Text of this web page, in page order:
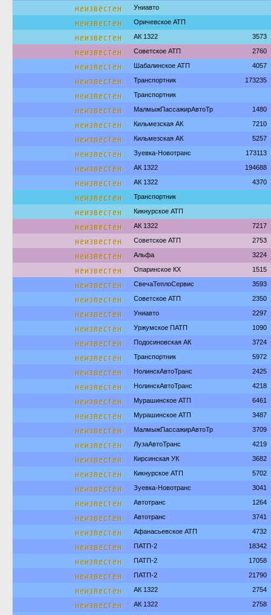
неизвестен Униавто
неизвестен Оричевское АТП
неизвестен АК 1322 3573
неизвестен Советское АТП 2760
неизвестен Шабалинское АТП 4057
неизвестен Транспортник 173235
неизвестен Транспортник
неизвестен МалмыжПассажирАвтоТр 1480
неизвестен Кильмезская АК 7210
неизвестен Кильмезская АК 5257
неизвестен Зуевка-Новотранс 173113
неизвестен АК 1322 194688
неизвестен АК 1322 4370
неизвестен Транспортник
неизвестен Кикнурское АТП
неизвестен АК 1322 7217
неизвестен Советское АТП 2753
неизвестен Альфа 3224
неизвестен Опаринское КХ 1515
неизвестен СвечаТеплоСервис 3593
неизвестен Советское АТП 2350
неизвестен Униавто 2297
неизвестен Уржумское ПАТП 1090
неизвестен Подосиновская АК 3724
неизвестен Транспортник 5972
неизвестен НолинскАвтоТранс 2425
неизвестен НолинскАвтоТранс 4218
неизвестен Мурашинское АТП 6461
неизвестен Мурашинское АТП 3487
неизвестен МалмыжПассажирАвтоТр 3709
неизвестен ЛузаАвтоТранс 4219
неизвестен Кирсинская УК 3682
неизвестен Кикнурское АТП 5702
неизвестен Зуевка-Новотранс 3041
неизвестен Автотранс 1264
неизвестен Автотранс 3741
неизвестен Афанасьевское АТП 4732
неизвестен ПАТП-2 18342
неизвестен ПАТП-2 17058
неизвестен ПАТП-2 21790
неизвестен АК 1322 2754
неизвестен АК 1322 2758